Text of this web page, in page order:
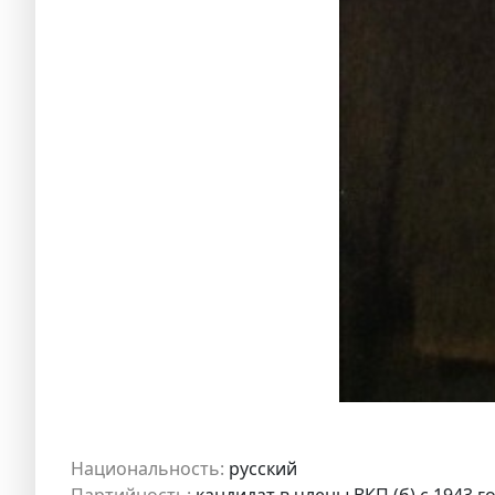
Национальность: русский